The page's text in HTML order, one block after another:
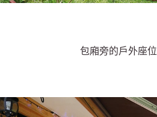
包廂旁的戶外座位